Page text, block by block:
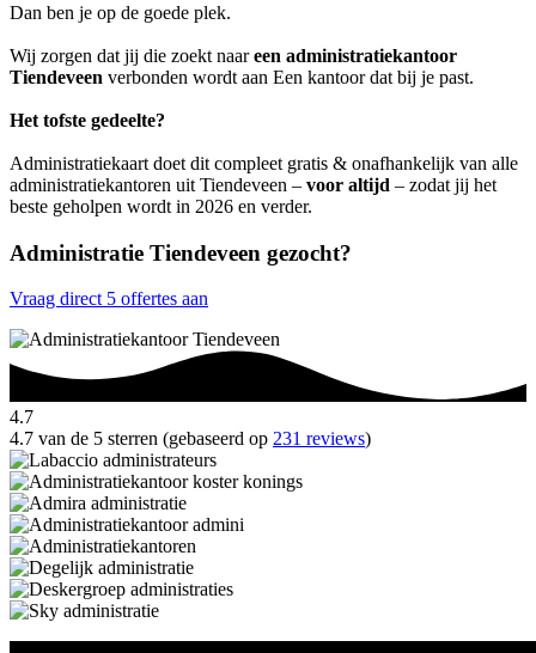
Dan ben je op de goede plek.
Wij zorgen dat jij die zoekt naareen administratiekantoor
Tiendeveen verbonden wordt aan Een kantoor dat bij je past.
Het tofste gedeelte?
Administratiekaart doet dit compleet gratis & onafhankelijk van alle
administratiekantoren uit Tiendeveen – voor altijd – zodat jij het
beste geholpen wordt in 2026 en verder.
Administratie Tiendeveen gezocht?
Vraag direct 5 offertes aan
4.7
4.7 van de 5 sterren (gebaseerd op 231 reviews)